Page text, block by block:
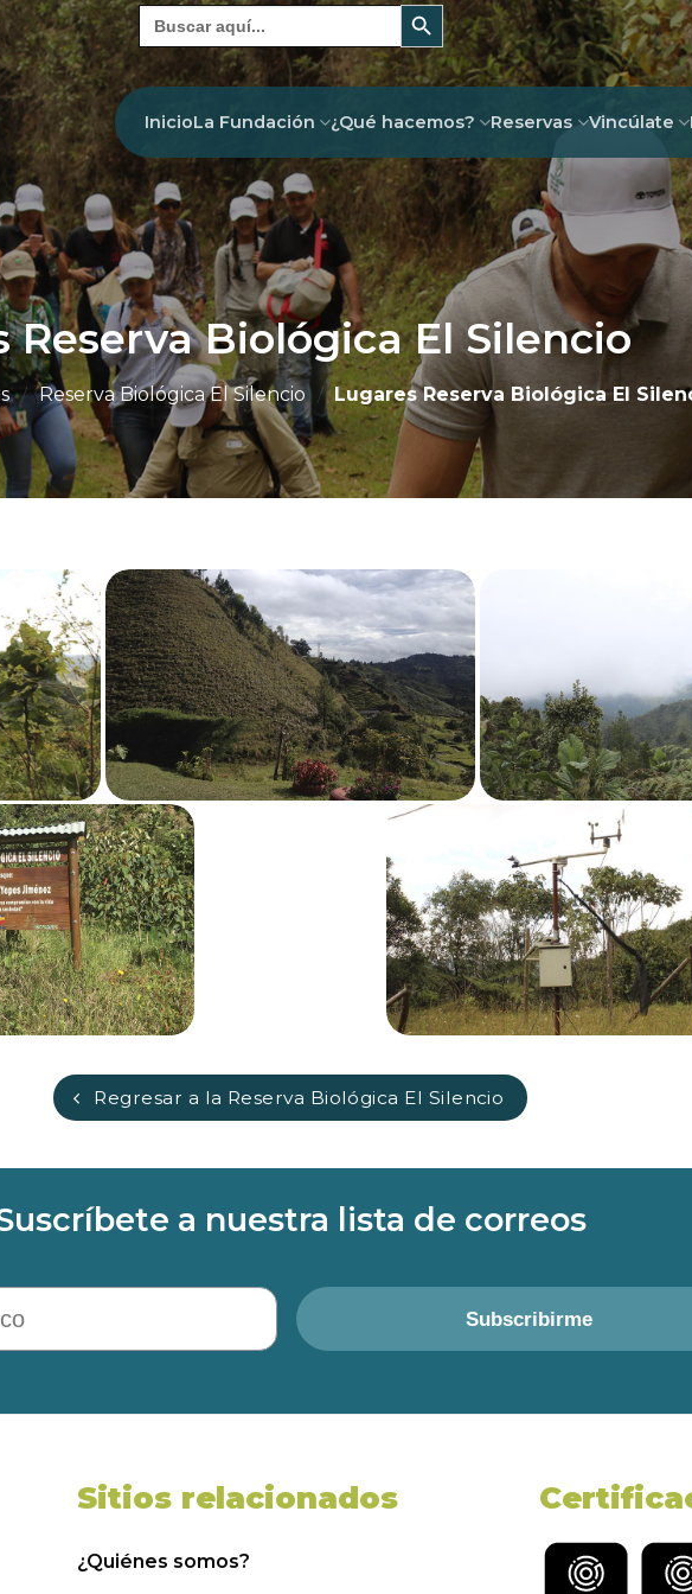
Buscar:
InicioLa Fundación ¿Qué hacemos? Reservas Vincúlate
Reserva Biológica El Silencio
/ Reserva Biológica El Silencio / Lugares Reserva Biológica El
Regresar a la Reserva Biológica El Silencio
a nuestra lista de correos
Subscribirme
Sitios relacionados
¿Quiénes somos?